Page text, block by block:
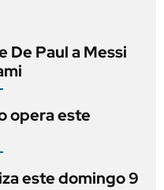
De Paul a Messi
opera este
este domingo 9